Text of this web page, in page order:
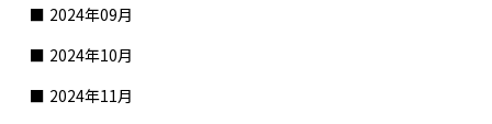
2024年09月
2024年10月
2024年11月